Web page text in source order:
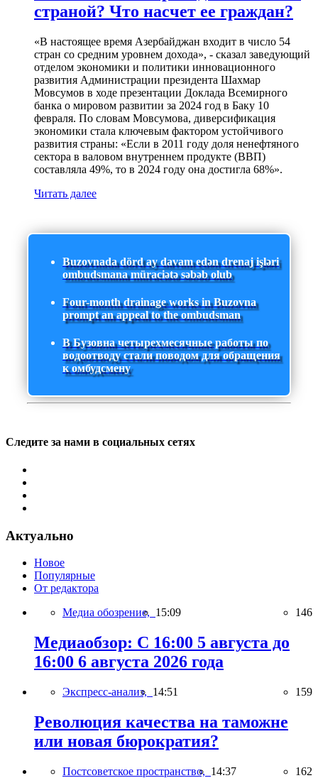
страной? Что насчет ее граждан?
«В настоящее время Азербайджан входит в число 54
стран со средним уровнем дохода», - сказал заведующий
отделом экономики и политики инновационного
развития Администрации президента Шахмар
Мовсумов в ходе презентации Доклада Всемирного
банка о мировом развитии за 2024 год в Баку 10
февраля. По словам Мовсумова, диверсификация
экономики стала ключевым фактором устойчивого
развития страны: «Если в 2011 году доля ненефтяного
сектора в валовом внутреннем продукте (ВВП)
составляла 49%, то в 2024 году она достигла 68%».
Читать далее
Buzovnada dörd ay davam edən drenaj işləri
ombudsmana müraciətə səbəb olub
Four-month drainage works in Buzovna
prompt an appeal to the ombudsman
В Бузовна четырехмесячные работы по
водоотводу стали поводом для обращения
к омбудсмену
Следите за нами в социальных сетях
Актуально
Новое
Популярные
От редактора
Медиа обозрение, 15:09 146
Медиаобзор: С 16:00 5 августа до
16:00 6 августа 2026 года
Экспресс-анализ, 14:51 159
Революция качества на таможне
или новая бюрократия?
Постсоветское пространство, 14:37 162